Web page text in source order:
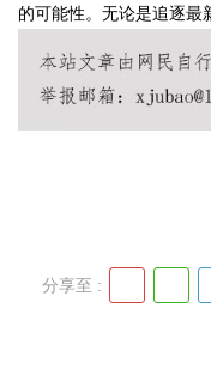
的可能性。无论是追逐最
分享至 :